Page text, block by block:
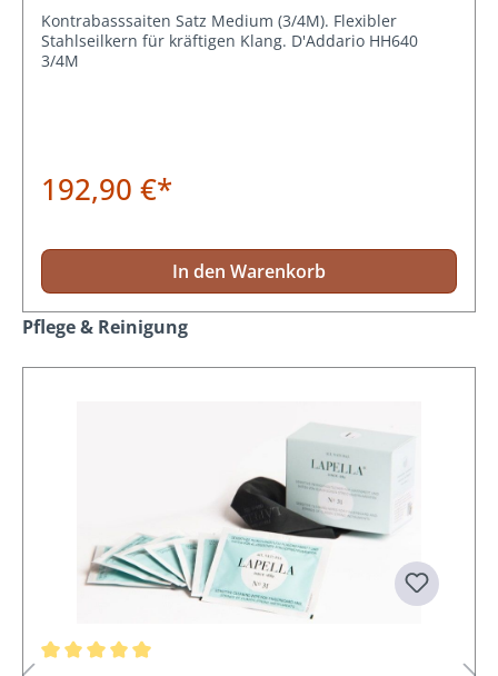
Kontrabasssaiten Satz Medium (3/4M). Flexibler
Stahlseilkern für kräftigen Klang. D'Addario HH640
3/4M
192,90 €*
In den Warenkorb
Produktgalerie überspringen
Pflege & Reinigung